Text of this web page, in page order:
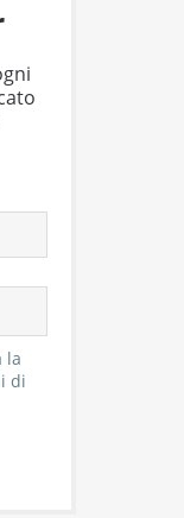
la
di